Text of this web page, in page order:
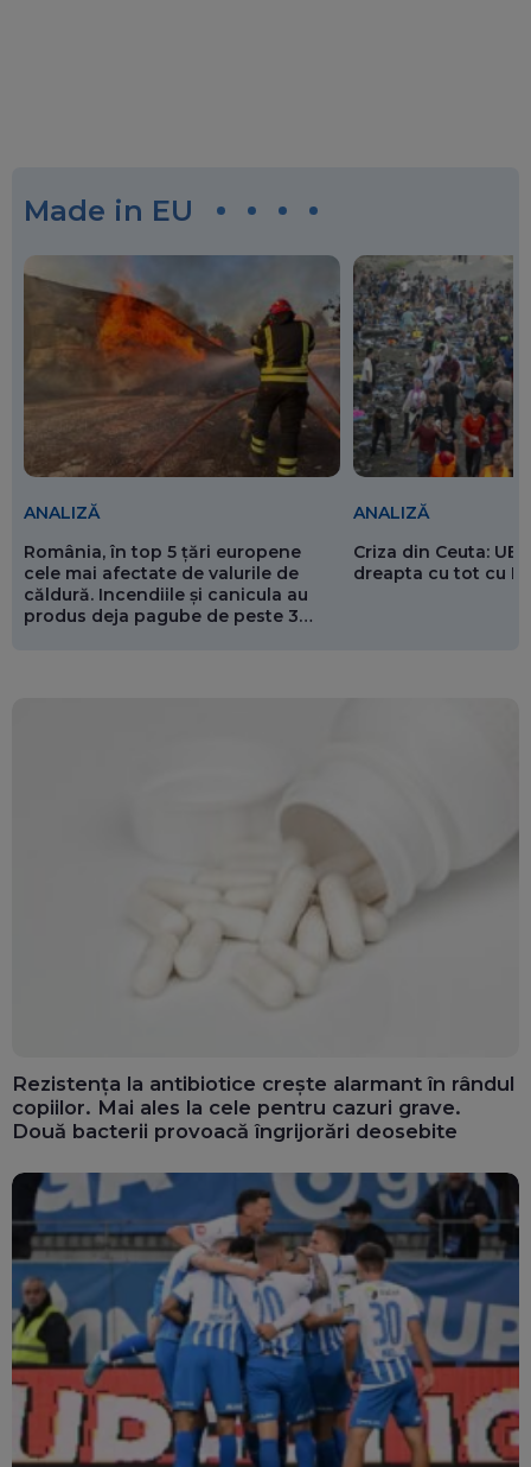
Made in EU
ANALIZĂ
România, în top 5 țări europene
cele mai afectate de valurile de
căldură. Incendiile și canicula au
produs deja pagube de peste 3
ANALIZĂ
Criza din Ceuta: UE
dreapta cu tot cu
Rezistența la antibiotice crește alarmant în rândul
copiilor. Mai ales la cele pentru cazuri grave.
Două bacterii provoacă îngrijorări deosebite